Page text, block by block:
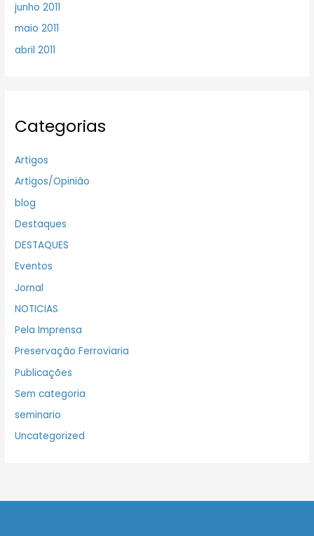
junho 2011
maio 2011
abril 2011
Categorias
Artigos
Artigos/Opinião
blog
Destaques
DESTAQUES
Eventos
Jornal
NOTICIAS
Pela Imprensa
Preservação Ferroviaria
Publicações
Sem categoria
seminario
Uncategorized